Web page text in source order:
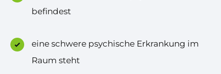
befindest
eine schwere psychische Erkrankung im
Raum steht